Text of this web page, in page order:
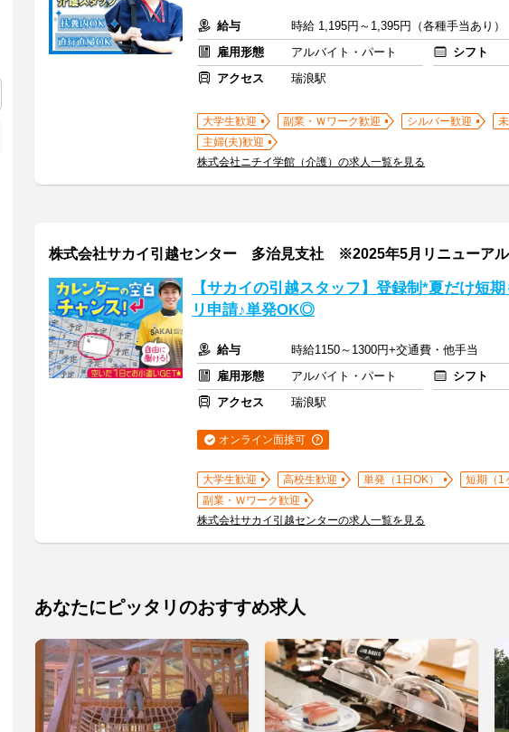
給与
時給 1,195円～1,395円（各種手当あり）
雇用形態
アルバイト・パート シフト
アクセス
瑞浪駅
大学生歓迎 副業・Ｗワーク歓迎 シルバー歓迎
主婦(夫)歓迎
株式会社ニチイ学館（介護）の求人一覧を見る
株式会社サカイ引越センター 多治見支社 ※2025年5月リニューア
【サカイの引越スタッフ】登録制*夏だけ短
リ申請♪単発OK◎
給与
時給1150～1300円+交通費・他手当
雇用形態
アルバイト・パート シフト
アクセス
瑞浪駅
オンライン面接可
大学生歓迎 高校生歓迎 単発（1日OK）
短期（1
副業・Ｗワーク歓迎
株式会社サカイ引越センターの求人一覧を見る
あなたにピッタリのおすすめ求人